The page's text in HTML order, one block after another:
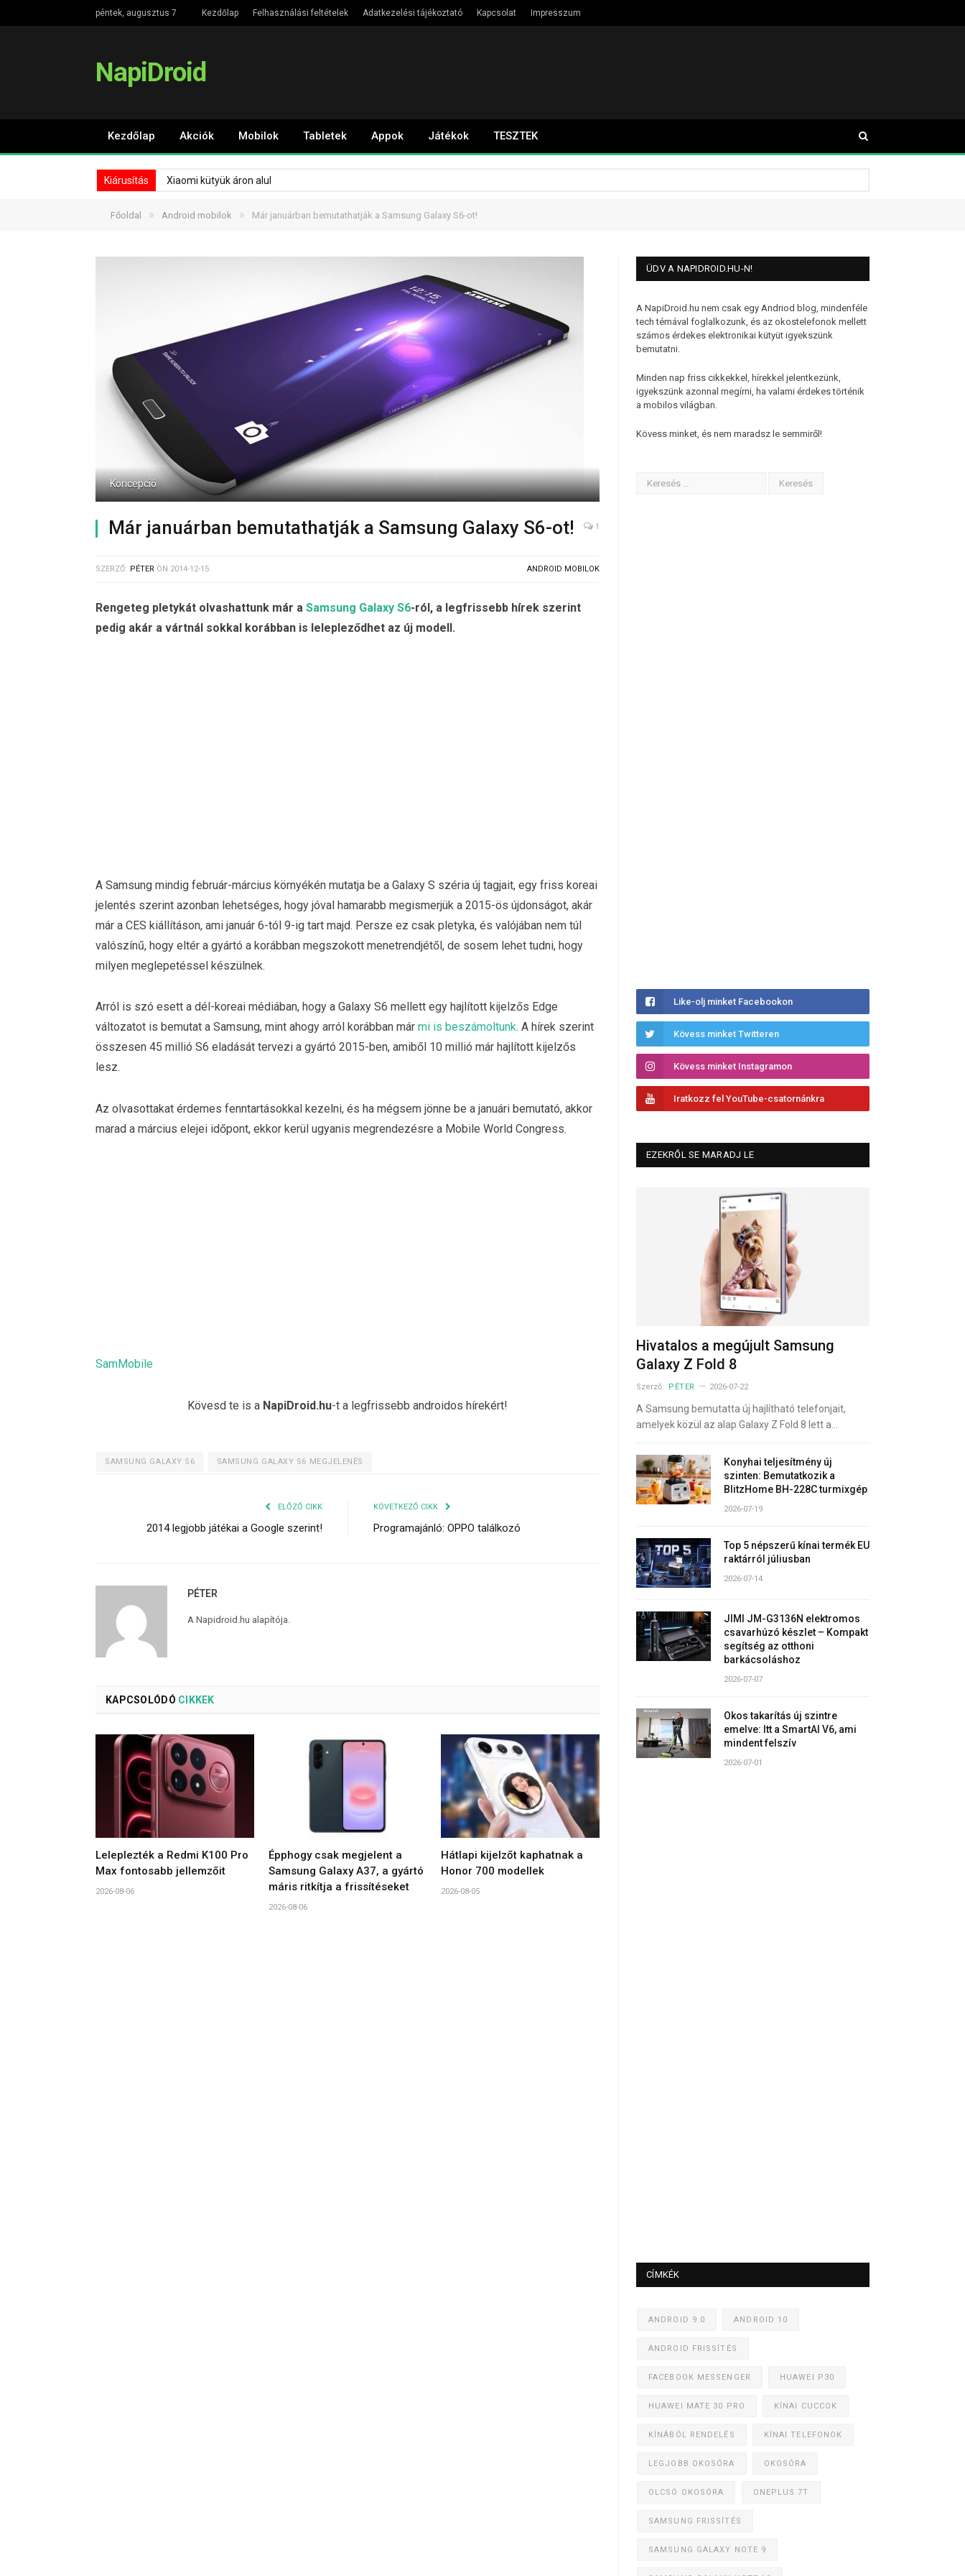
péntek, augusztus 7 Kezdőlap Felhasználási feltételek Adatkezelési tájékoztató Kapcsolat Impresszum
NapiDroid
Kezdőlap Akciók Mobilok Tabletek Appok Játékok TESZTEK
Kiárusítás Xiaomi kütyük áron alul
Főoldal » Android mobilok » Már januárban bemutathatják a Samsung Galaxy S6-ot!
Koncepció
Már januárban bemutathatják a Samsung Galaxy S6-ot! 1
SZERZŐ: PÉTER ON 2014-12-15 ANDROID MOBILOK
Rengeteg pletykát olvashattunk már a Samsung Galaxy S6-ról, a legfrissebb hírek szerint
pedig akár a vártnál sokkal korábban is lelepleződhet az új modell.
A Samsung mindig február-március környékén mutatja be a Galaxy S széria új tagjait, egy friss koreai
jelentés szerint azonban lehetséges, hogy jóval hamarabb megismerjük a 2015-ös újdonságot, akár
már a CES kiállításon, ami január 6-tól 9-ig tart majd. Persze ez csak pletyka, és valójában nem túl
valószínű, hogy eltér a gyártó a korábban megszokott menetrendjétől, de sosem lehet tudni, hogy
milyen meglepetéssel készülnek.
Arról is szó esett a dél-koreai médiában, hogy a Galaxy S6 mellett egy hajlított kijelzős Edge
változatot is bemutat a Samsung, mint ahogy arról korábban már mi is beszámoltunk. A hírek szerint
összesen 45 millió S6 eladását tervezi a gyártó 2015-ben, amiből 10 millió már hajlított kijelzős
lesz.
Az olvasottakat érdemes fenntartásokkal kezelni, és ha mégsem jönne be a januári bemutató, akkor
marad a március elejei időpont, ekkor kerül ugyanis megrendezésre a Mobile World Congress.
SamMobile
Kövesd te is a NapiDroid.hu-t a legfrissebb androidos hírekért!
SAMSUNG GALAXY S6 SAMSUNG GALAXY S6 MEGJELENÉS
ELŐZŐ CIKK
2014 legjobb játékai a Google szerint!
KÖVETKEZŐ CIKK
Programajánló: OPPO találkozó
PÉTER
A Napidroid.hu alapítója.
KAPCSOLÓDÓ CIKKEK
Leleplezték a Redmi K100 Pro
Max fontosabb jellemzőit
2026-08-06
Épphogy csak megjelent a
Samsung Galaxy A37, a gyártó
máris ritkítja a frissítéseket
2026-08-06
Hátlapi kijelzőt kaphatnak a
Honor 700 modellek
2026-08-05
ÜDV A NAPIDROID.HU-N!
A NapiDroid.hu nem csak egy Andriod blog, mindenféle
tech témával foglalkozunk, és az okostelefonok mellett
számos érdekes elektronikai kütyüt igyekszünk
bemutatni.
Minden nap friss cikkekkel, hírekkel jelentkezünk,
igyekszünk azonnal megírni, ha valami érdekes történik
a mobilos világban.
Kövess minket, és nem maradsz le semmiről!
Like-olj minket Facebookon
Kövess minket Twitteren
Kövess minket Instagramon
Iratkozz fel YouTube-csatornánkra
EZEKRŐL SE MARADJ LE
Hivatalos a megújult Samsung
Galaxy Z Fold 8
Szerző: PÉTER 2026-07-22
A Samsung bemutatta új hajlítható telefonjait,
amelyek közül az alap Galaxy Z Fold 8 lett a…
Konyhai teljesítmény új
szinten: Bemutatkozik a
BlitzHome BH-228C turmixgép
2026-07-19
Top 5 népszerű kínai termék EU
raktárról júliusban
2026-07-14
JIMI JM-G3136N elektromos
csavarhúzó készlet – Kompakt
segítség az otthoni
barkácsoláshoz
2026-07-07
Okos takarítás új szintre
emelve: Itt a SmartAI V6, ami
mindent felszív
2026-07-01
CÍMKÉK
ANDROID 9.0 ANDROID 10
ANDROID FRISSÍTÉS
FACEBOOK MESSENGER HUAWEI P30
HUAWEI MATE 30 PRO KÍNAI CUCCOK
KÍNÁBÓL RENDELÉS KÍNAI TELEFONOK
LEGJOBB OKOSÓRA OKOSÓRA
OLCSÓ OKOSÓRA ONEPLUS 7T
SAMSUNG FRISSÍTÉS
SAMSUNG GALAXY NOTE 9